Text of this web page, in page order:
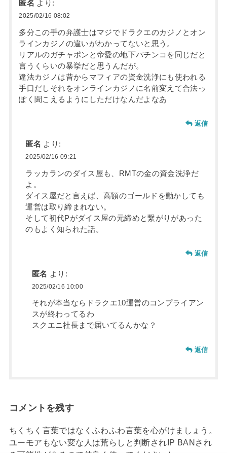
匿名 より:
2025/02/16 08:02
多分この手の弁護士はマジでドラクエのカジノとオン
ラインカジノの違いがわかってないと思う。
リアルのガチャポンと帝愛の地下パチンコを同じだと
言うくらいの暴挙だと思うんだが。
違法カジノは昔からマフィアの資金洗浄にも使われる
手口だしそれをオンラインカジノに名前変えて合法っ
ぽく聞こえるようにしただけなんだよなあ
返信
匿名 より:
2025/02/16 09:21
ラッカランのダイス屋も、RMTの金の資金洗浄だ
よ。
ダイス屋だと言えば、高額のゴールドを動かしても
運営は取り締まれない。
そして初代Pがダイス屋の元締めと繋がりがあった
のもよく知られた話。
返信
匿名 より:
2025/02/16 10:00
それが本当ならドラクエ10運営のコンプライアン
スが終わってるわ
スクエニ社長まで届いてるんかな？
返信
コメントを残す
ちくちく言葉ではなくふわふわ言葉を心がけましょう。
ユーモアもない変な人は荒らしと判断されIP BANされ